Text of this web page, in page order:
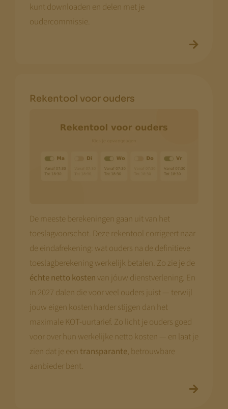
kunt downloaden en delen met je
oudercommissie.
Rekentool voor ouders
De meeste berekeningen gaan uit van het
toeslagvoorschot. Deze rekentool corrigeert naar
de eindafrekening: wat ouders na de definitieve
toeslagberekening werkelijk betalen. Zo zie je de
échte netto kostenvan jóuw dienstverlening. En
in 2027 dalen die voor veel ouders juist — terwijl
jouw eigen kosten harder stijgen dan het
maximale KOT-uurtarief. Zo licht je ouders goed
voor over hun werkelijke netto kosten — en laat je
zien dat je eentransparante, betrouwbare
aanbieder bent.